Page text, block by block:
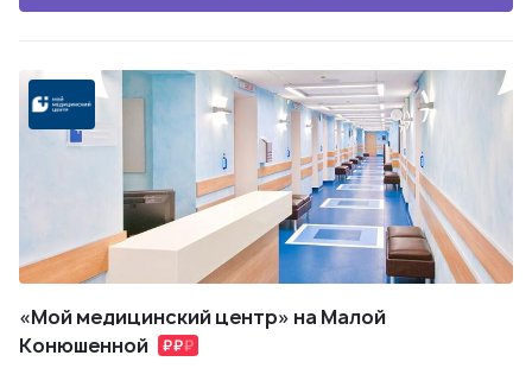
«Мой медицинский центр» на Малой
Конюшенной